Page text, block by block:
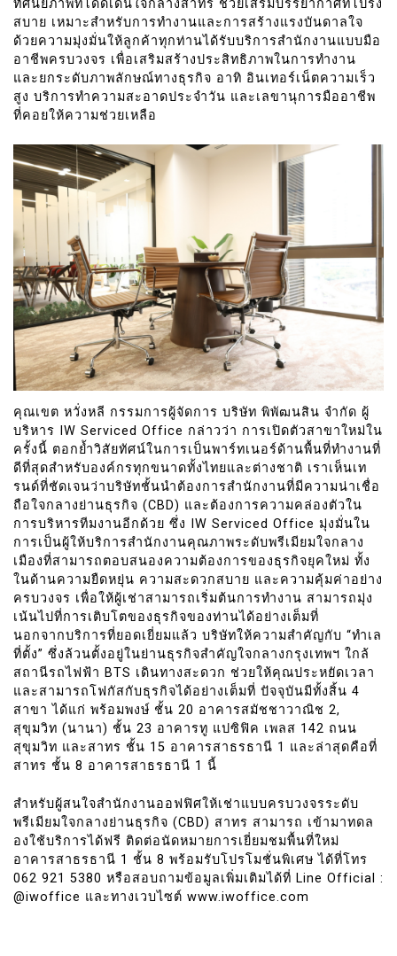
ทัศนียภาพที่โดดเด่นใจกลางสาทร ช่วยเสริมบรรยากาศที่โปร่ง
สบาย เหมาะสำหรับการทำงานและการสร้างแรงบันดาลใจ
ด้วยความมุ่งมั่นให้ลูกค้าทุกท่านได้รับบริการสำนักงานแบบมือ
อาชีพครบวงจร เพื่อเสริมสร้างประสิทธิภาพในการทำงาน
และยกระดับภาพลักษณ์ทางธุรกิจ อาทิ อินเทอร์เน็ตความเร็ว
สูง บริการทำความสะอาดประจำวัน และเลขานุการมืออาชีพ
ที่คอยให้ความช่วยเหลือ
คุณเขต หวั่งหลี กรรมการผู้จัดการ บริษัท พิพัฒนสิน จำกัด ผู้
บริหาร IW Serviced Office กล่าวว่า การเปิดตัวสาขาใหม่ใน
ครั้งนี้ ตอกย้ำวิสัยทัศน์ในการเป็นพาร์ทเนอร์ด้านพื้นที่ทำงานที่
ดีที่สุดสำหรับองค์กรทุกขนาดทั้งไทยและต่างชาติ เราเห็นเท
รนด์ที่ชัดเจนว่าบริษัทชั้นนำต้องการสำนักงานที่มีความน่าเชื่อ
ถือใจกลางย่านธุรกิจ (CBD) และต้องการความคล่องตัวใน
การบริหารทีมงานอีกด้วย ซึ่ง IW Serviced Office มุ่งมั่นใน
การเป็นผู้ให้บริการสำนักงานคุณภาพระดับพรีเมียมใจกลาง
เมืองที่สามารถตอบสนองความต้องการของธุรกิจยุคใหม่ ทั้ง
ในด้านความยืดหยุ่น ความสะดวกสบาย และความคุ้มค่าอย่าง
ครบวงจร เพื่อให้ผู้เช่าสามารถเริ่มต้นการทำงาน สามารถมุ่ง
เน้นไปที่การเติบโตของธุรกิจของท่านได้อย่างเต็มที่
นอกจากบริการที่ยอดเยี่ยมแล้ว บริษัทให้ความสำคัญกับ “ทำเล
ที่ตั้ง” ซึ่งล้วนตั้งอยู่ในย่านธุรกิจสำคัญใจกลางกรุงเทพฯ ใกล้
สถานีรถไฟฟ้า BTS เดินทางสะดวก ช่วยให้คุณประหยัดเวลา
และสามารถโฟกัสกับธุรกิจได้อย่างเต็มที่ ปัจจุบันมีทั้งสิ้น 4
สาขา ได้แก่ พร้อมพงษ์ ชั้น 20 อาคารสมัชชาวาณิช 2,
สุขุมวิท (นานา) ชั้น 23 อาคารทู แปซิฟิค เพลส 142 ถนน
สุขุมวิท และสาทร ชั้น 15 อาคารสาธรธานี 1 และล่าสุดคือที่
สาทร ชั้น 8 อาคารสาธรธานี 1 นี้
สำหรับผู้สนใจสำนักงานออฟฟิศให้เช่าแบบครบวงจรระดับ
พรีเมียมใจกลางย่านธุรกิจ (CBD) สาทร สามารถ เข้ามาทดล
องใช้บริการได้ฟรี ติดต่อนัดหมายการเยี่ยมชมพื้นที่ใหม่
อาคารสาธรธานี 1 ชั้น 8 พร้อมรับโปรโมชั่นพิเศษ ได้ที่โทร
062 921 5380 หรือสอบถามข้อมูลเพิ่มเติมได้ที่ Line Official :
@iwoffice และทางเวบไซต์ www.iwoffice.com